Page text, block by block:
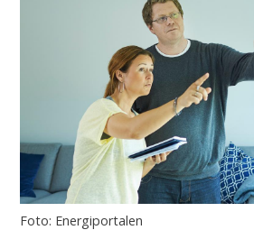
Energiportalen